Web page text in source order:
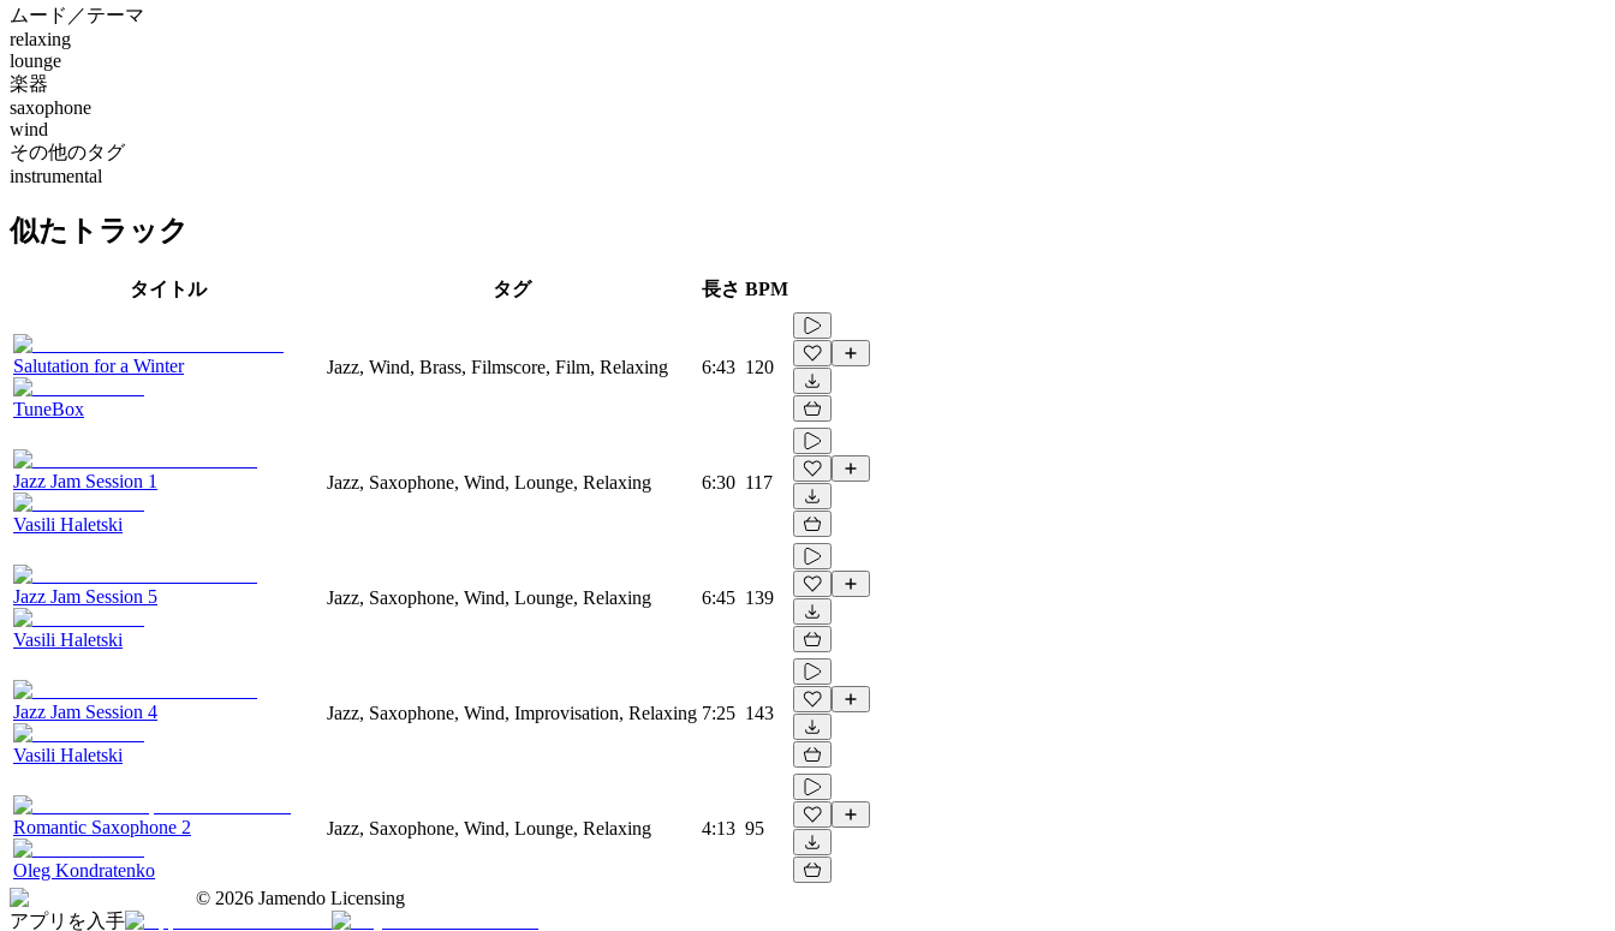
ムード／テーマ
relaxing
lounge
楽器
saxophone
wind
その他のタグ
instrumental
似たトラック
タイトル タグ 長さ BPM
Salutation for a Winter
TuneBox
Jazz, Wind, Brass, Filmscore, Film, Relaxing 6:43 120
Jazz Jam Session 1
Vasili Haletski
Jazz, Saxophone, Wind, Lounge, Relaxing 6:30 117
Jazz Jam Session 5
Vasili Haletski
Jazz, Saxophone, Wind, Lounge, Relaxing 6:45 139
Jazz Jam Session 4
Vasili Haletski
Jazz, Saxophone, Wind, Improvisation, Relaxing 7:25 143
Romantic Saxophone 2
Oleg Kondratenko
Jazz, Saxophone, Wind, Lounge, Relaxing 4:13 95
© 2026 Jamendo Licensing
アプリを入手